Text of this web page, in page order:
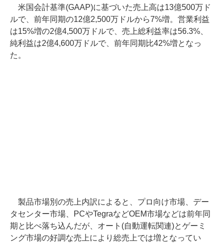
米国会計基準(GAAP)に基づいた売上高は13億500万ド
ルで、前年同期の12億2,500万ドルから7%増。営業利益
は15%増の2億4,500万ドルで、売上総利益率は56.3%、
純利益は2億4,600万ドルで、前年同期比42%増となっ
た。
製品市場別の売上内訳によると、プロ向け市場、デー
タセンター市場、PCやTegraなどOEM市場などは前年同
期と比べ落ち込んだが、オート(自動運転関連)とゲーミ
ング市場の好調な売上により総売上では増となってい